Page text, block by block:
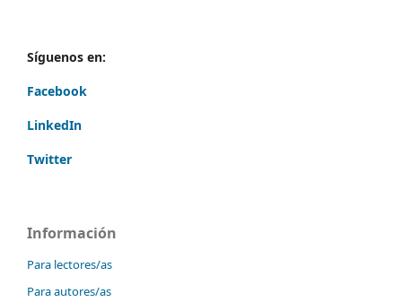
Síguenos en:
Facebook
LinkedIn
Twitter
Información
Para lectores/as
Para autores/as